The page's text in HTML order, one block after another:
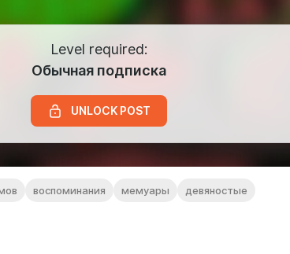
Level required:
Обычная подписка
UNLOCK POST
воспоминания мемуары
девяностые